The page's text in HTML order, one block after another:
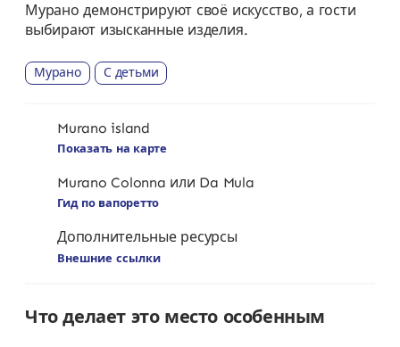
Мурано демонстрируют своё искусство, а гости
выбирают изысканные изделия.
Мурано С детьми
Murano island
Показать на карте
Murano Colonna или Da Mula
Гид по вапоретто
Дополнительные ресурсы
Внешние ссылки
Что делает это место особенным